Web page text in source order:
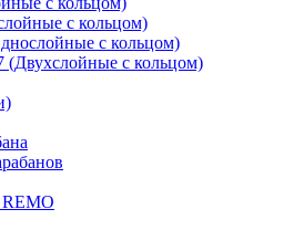
с кольцом)
с кольцом)
(Двухслойные с кольцом)
REMO